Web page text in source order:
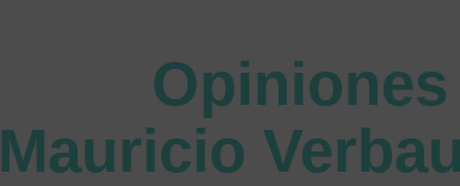
Opiniones
Mauricio